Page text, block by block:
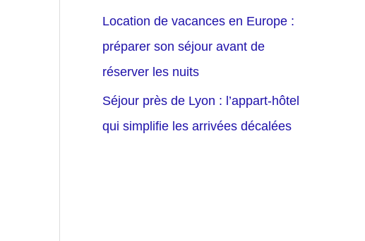
Location de vacances en Europe :
préparer son séjour avant de
réserver les nuits
Séjour près de Lyon : l’appart-hôtel
qui simplifie les arrivées décalées